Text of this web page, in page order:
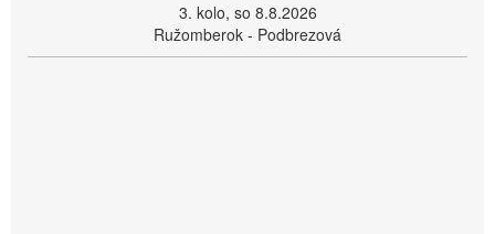
3. kolo, so 8.8.2026
Ružomberok - Podbrezová